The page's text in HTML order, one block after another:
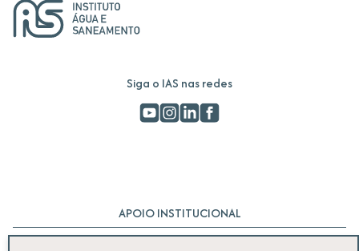
Siga o IAS nas redes
APOIO INSTITUCIONAL